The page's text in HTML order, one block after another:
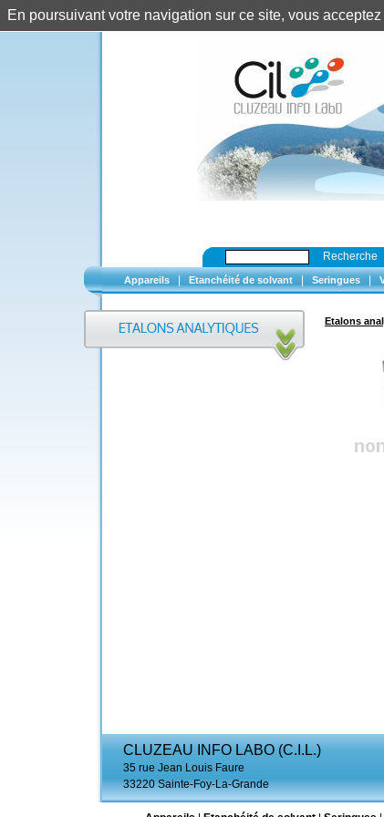
Recherche
Appareils Etanchéité de solvant Seringues
Etalons
CLUZEAU INFO LABO (C.I.L.)
35 rue Jean Louis Faure
33220 Sainte-Foy-La-Grande
En poursuivant votre navigation sur ce site, vous